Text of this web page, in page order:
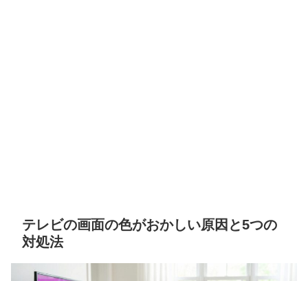
テレビの画面の色がおかしい原因と5つの
対処法